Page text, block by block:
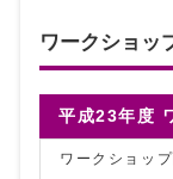
ワークショッ
平成23年度
ワークショップ